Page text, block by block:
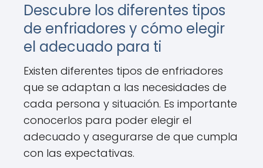
Descubre los diferentes tipos
de enfriadores y cómo elegir
el adecuado para ti
Existen diferentes tipos de enfriadores
que se adaptan a las necesidades de
cada persona y situación. Es importante
conocerlos para poder elegir el
adecuado y asegurarse de que cumpla
con las expectativas.